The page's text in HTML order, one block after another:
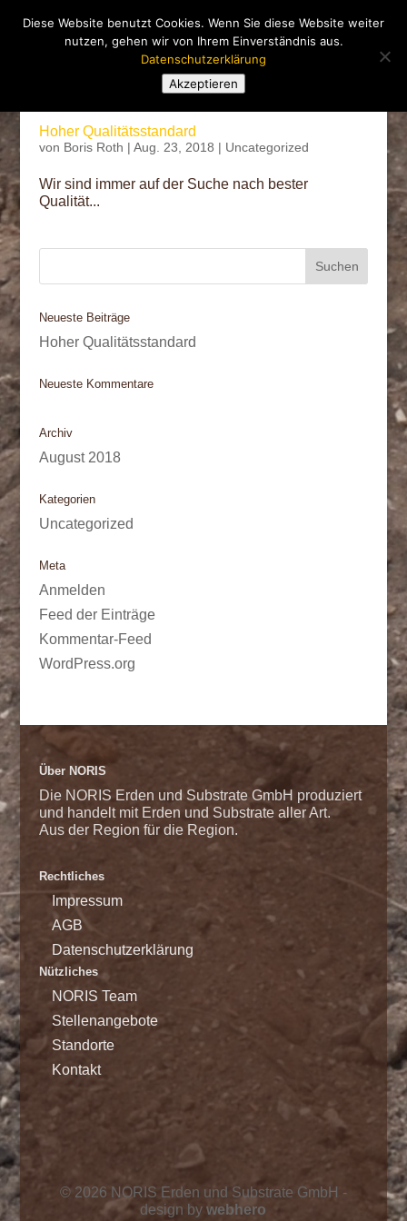
Hoher Qualitätsstandard
von Boris Roth | Aug. 23, 2018 | Uncategorized
Wir sind immer auf der Suche nach bester
Qualität...
Neueste Beiträge
Hoher Qualitätsstandard
Neueste Kommentare
Archiv
August 2018
Kategorien
Uncategorized
Meta
Anmelden
Feed der Einträge
Kommentar-Feed
WordPress.org
Über NORIS
Die NORIS Erden und Substrate GmbH produziert
und handelt mit Erden und Substrate aller Art.
Aus der Region für die Region.
Rechtliches
Impressum
AGB
Datenschutzerklärung
Nützliches
NORIS Team
Stellenangebote
Standorte
Kontakt
© 2026 NORIS Erden und Substrate GmbH -
design bywebhero
Diese Website benutzt Cookies. Wenn Sie diese Website weiter
nutzen, gehen wir von Ihrem Einverständnis aus.
Datenschutzerklärung
Akzeptieren